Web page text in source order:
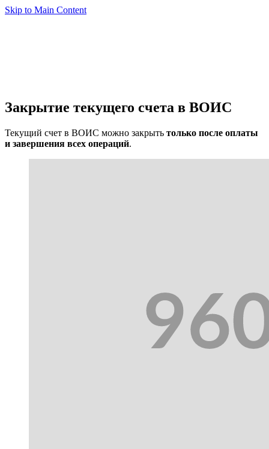
Skip to Main Content
Закрытие текущего счета в ВОИС
Текущий счет в ВОИС можно закрыть только после оплаты
и завершения всех операций.